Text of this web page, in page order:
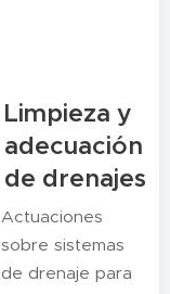
Limpieza y
adecuación
de drenajes
Actuaciones
sobre sistemas
de drenaje para